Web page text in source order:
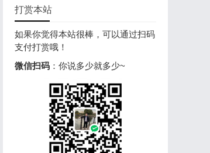
打赏本站
如果你觉得本站很棒，可以通过扫码
支付打赏哦！
微信扫码 ：你说多少就多少~